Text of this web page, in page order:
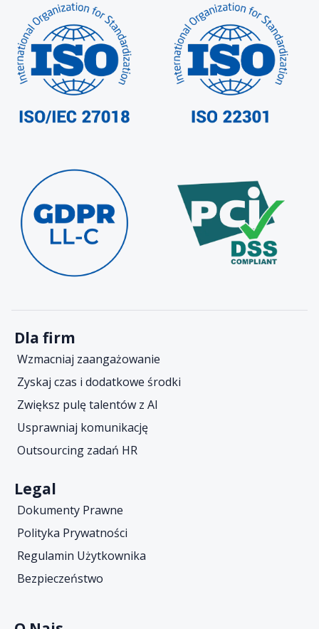
Dla firm
Wzmacniaj zaangażowanie
Zyskaj czas i dodatkowe środki
Zwiększ pulę talentów z AI
Usprawniaj komunikację
Outsourcing zadań HR
Legal
Dokumenty Prawne
Polityka Prywatności
Regulamin Użytkownika
Bezpieczeństwo